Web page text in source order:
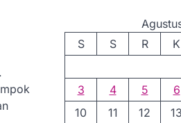
S
S R K
3
4 5 6
10
11 12 13